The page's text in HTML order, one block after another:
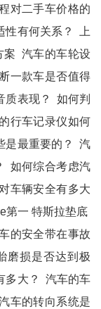
对二手车价格的
性有何关系？
上
案 汽车的车轮设
一款车是否值得
质表现？
如何判
行车记录仪如何
是最重要的？
汽
如何综合考虑汽
车辆安全有多大
第一 特斯拉垫底
的安全带在事故
磨损是否达到极
多大？
汽车的车
车的转向系统是